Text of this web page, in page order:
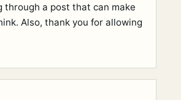
through a post that can make
Also, thank you for allowing